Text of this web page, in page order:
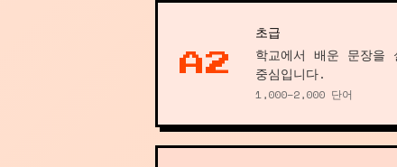
A2
초급
학교에서 배운 문장을
중심입니다.
1,000–2,000 단어